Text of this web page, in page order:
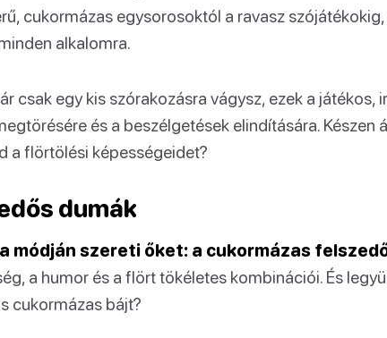
cukormázas egysorosoktól a ravasz szójátékokig,
alkalomra.
csak egy kis szórakozásra vágysz, ezek a játékos,
és a beszélgetések elindítására. Készen
a flörtölési képességeidet?
dumák
módján szereti őket: a cukormázas
a humor és a flört tökéletes kombinációi. És
cukormázas bájt?